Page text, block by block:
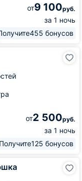
от9 100руб.
за 1 ночь
455 бонусов
от2 500руб.
за 1 ночь
Получите125 бонусов